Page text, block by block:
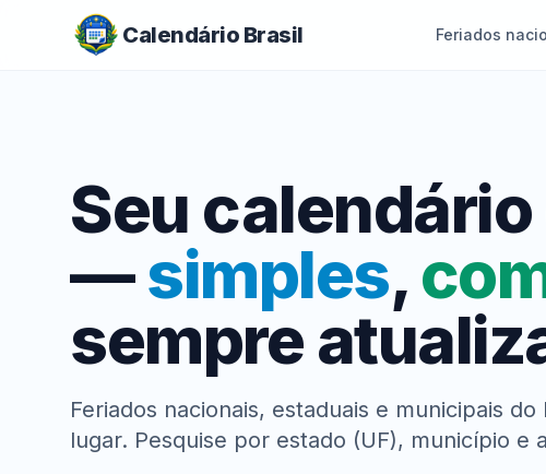
Calendário Brasil Feriados
Seu
—simples,
sempre
Feriados nacionais, estaduais e municipais
lugar. Pesquise por estado (UF), município e